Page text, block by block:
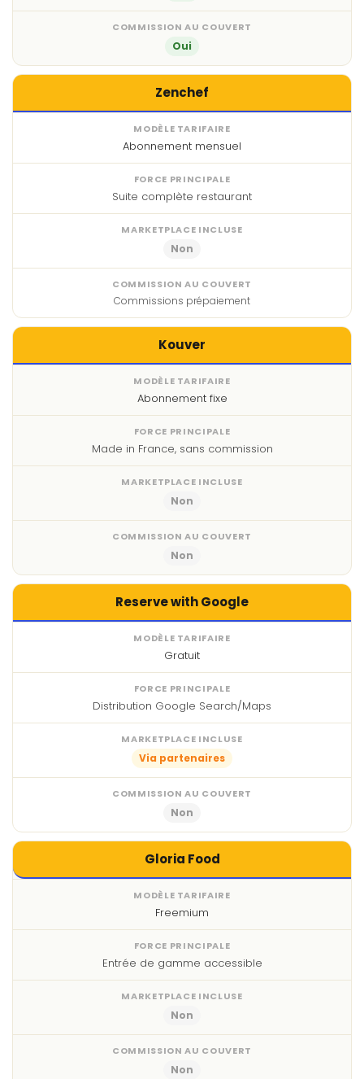
Oui
Zenchef
Abonnement mensuel
Suite complète restaurant
Non
Commissions prépaiement
Kouver
Abonnement fixe
Made in France, sans commission
Non
Non
Reserve with Google
Gratuit
Distribution Google Search/Maps
Via partenaires
Non
Gloria Food
Freemium
Entrée de gamme accessible
Non
Non